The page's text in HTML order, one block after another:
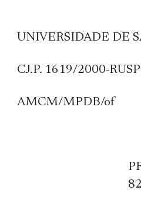
UNIVERSIDADE DE
CJ.P. 1619/2000-RUSP
AMCM/MPDB/of